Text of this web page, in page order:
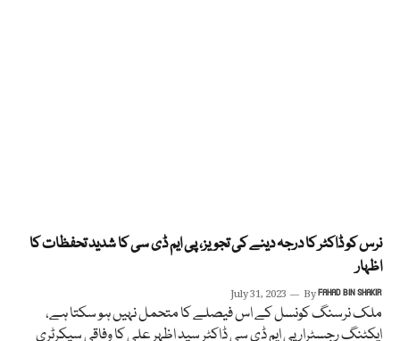
نرس کو ڈاکٹر کا درجہ دینے کی تجویز، پی ایم ڈی سی کا شدید تحفظات کا
اظہار
July 31, 2023 ByFAHAD BIN SHAKIR
ملک نرسنگ کونسل کے اس فیصلے کا متحمل نہیں ہو سکتا ہے،
ایکٹنگ رجسٹرار پی ایم ڈی سی ڈاکٹر سید اظہر علی کا وفاقی سیکرٹری